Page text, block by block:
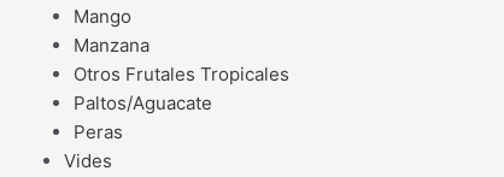
Mango
Manzana
Otros Frutales Tropicales
Paltos/Aguacate
Peras
Vides